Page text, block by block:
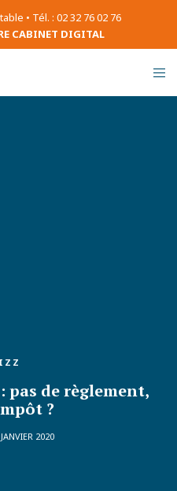
• Tél. : 02 32 76 02 76
CABINET DIGITAL
pas de règlement,
?
2020